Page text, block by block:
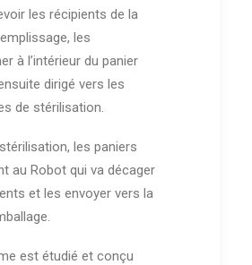
les récipients de la
les
à l’intérieur du panier
dirigé vers les
de stérilisation.
les paniers
au Robot qui va décager
et les envoyer vers la
est étudié et conçu